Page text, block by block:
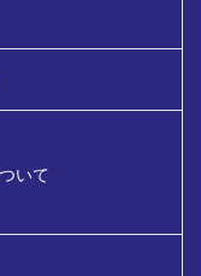
いて